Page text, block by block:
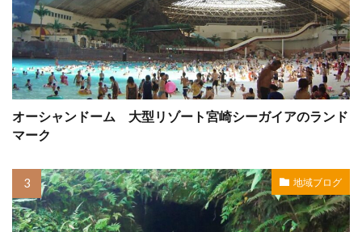
オーシャンドーム 大型リゾート宮崎シーガイアのランド
マーク
地域ブログ